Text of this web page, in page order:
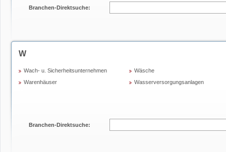
Branchen-Direktsuche:
W
Wach- u. Sicherheitsunternehmen
Warenhäuser
Wäsche
Wasserversorgungsanlagen
Branchen-Direktsuche: